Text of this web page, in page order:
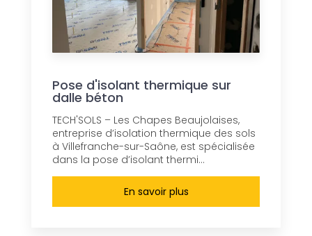
Pose d'isolant thermique sur
dalle béton
TECH'SOLS – Les Chapes Beaujolaises,
entreprise d’isolation thermique des sols
à Villefranche-sur-Saône, est spécialisée
dans la pose d’isolant thermi...
En savoir plus